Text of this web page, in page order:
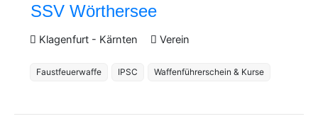
SSV Wörthersee
Klagenfurt - Kärnten Verein
Faustfeuerwaffe IPSC Waffenführerschein & Kurse